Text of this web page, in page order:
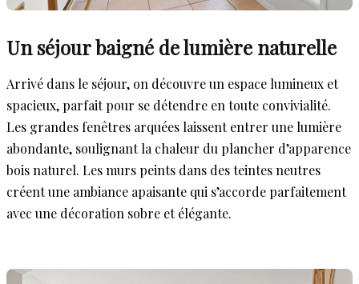
Un séjour baigné de lumière naturelle
Arrivé dans le séjour, on découvre un espace lumineux et
spacieux, parfait pour se détendre en toute convivialité.
Les grandes fenêtres arquées laissent entrer une lumière
abondante, soulignant la chaleur du plancher d’apparence
bois naturel. Les murs peints dans des teintes neutres
créent une ambiance apaisante qui s’accorde parfaitement
avec une décoration sobre et élégante.